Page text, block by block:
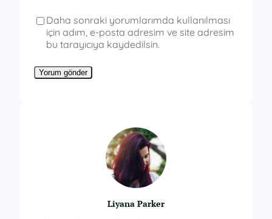
Daha sonraki yorumlarımda kullanılması
için adım, e-posta adresim ve site adresim
bu tarayıcıya kaydedilsin.
Liyana Parker